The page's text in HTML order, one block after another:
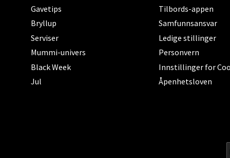
Gavetips
Bryllup
Serviser
Mummi-univers
Black Week
Jul
Tilbords-appen
Samfunnsansvar
Ledige stillinger
Personvern
Innstillinger for
Åpenhetsloven
0 i